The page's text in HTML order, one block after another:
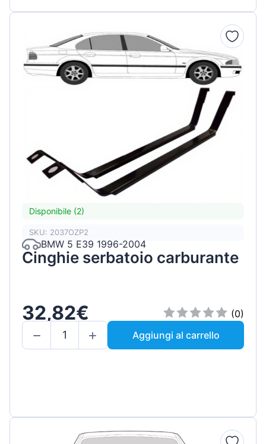
Disponibile (2)
SKU: 2037OZP2
BMW 5 E39 1996-2004
Cinghie serbatoio carburante
32,82€
(0)
Aggiungi al carrello